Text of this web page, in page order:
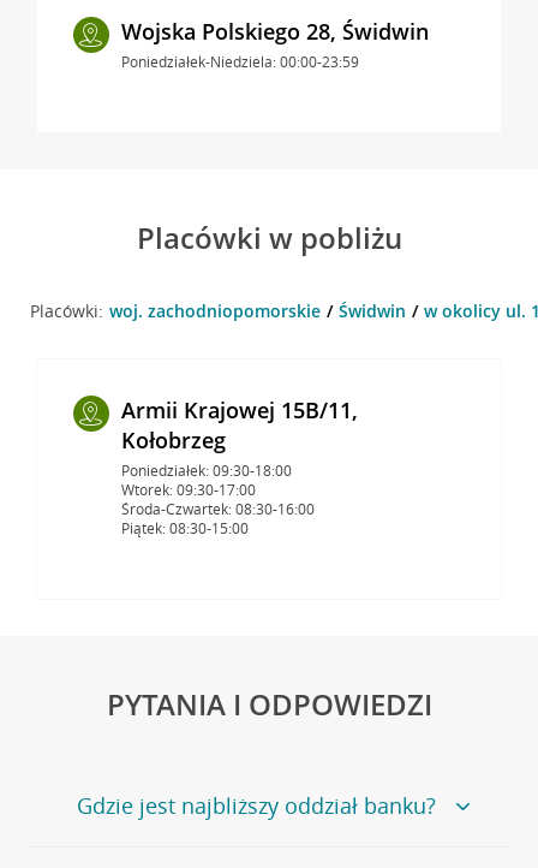
Wojska Polskiego 28, Świdwin
Poniedziałek-Niedziela: 00:00-23:59
Placówki w pobliżu
Placówki: woj. zachodniopomorskie Świdwin w okolicy ul.
Armii Krajowej 15B/11,
Kołobrzeg
Poniedziałek: 09:30-18:00
Wtorek: 09:30-17:00
Środa-Czwartek: 08:30-16:00
Piątek: 08:30-15:00
PYTANIA I ODPOWIEDZI
Gdzie jest najbliższy oddział banku?